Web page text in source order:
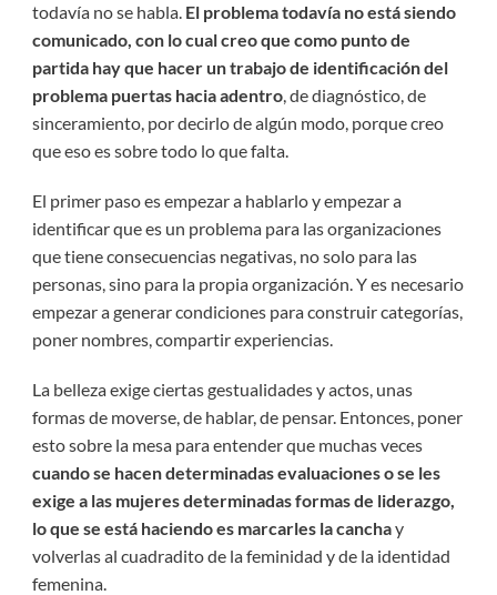
todavía no se habla. El problema todavía no está siendo
comunicado, con lo cual creo que como punto de
partida hay que hacer un trabajo de identificación del
problema puertas hacia adentro, de diagnóstico, de
sinceramiento, por decirlo de algún modo, porque creo
que eso es sobre todo lo que falta.
El primer paso es empezar a hablarlo y empezar a
identificar que es un problema para las organizaciones
que tiene consecuencias negativas, no solo para las
personas, sino para la propia organización. Y es necesario
empezar a generar condiciones para construir categorías,
poner nombres, compartir experiencias.
La belleza exige ciertas gestualidades y actos, unas
formas de moverse, de hablar, de pensar. Entonces, poner
esto sobre la mesa para entender que muchas veces
cuando se hacen determinadas evaluaciones o se les
exige a las mujeres determinadas formas de liderazgo,
lo que se está haciendo es marcarles la canchay
volverlas al cuadradito de la feminidad y de la identidad
femenina.